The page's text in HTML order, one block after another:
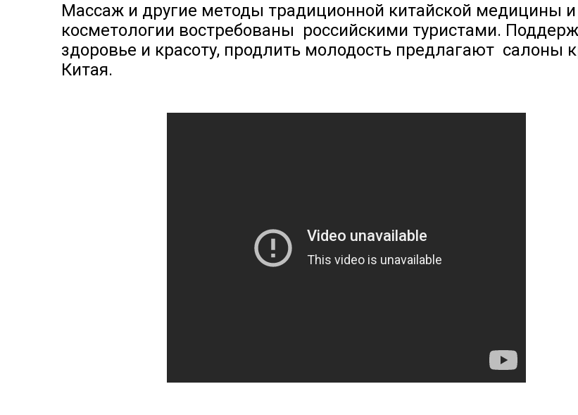
Массаж и другие методы традиционной китайской медицины и
косметологии востребованы российскими туристами.
здоровье и красоту, продлить молодость предлагают салоны
Китая.